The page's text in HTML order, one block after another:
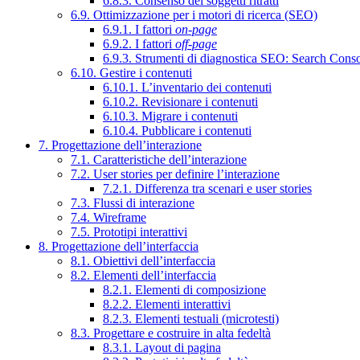
6.9. Ottimizzazione per i motori di ricerca (SEO)
6.9.1. I fattori on-page
6.9.2. I fattori off-page
6.9.3. Strumenti di diagnostica SEO: Search
6.10. Gestire i contenuti
6.10.1. L’inventario dei contenuti
6.10.2. Revisionare i contenuti
6.10.3. Migrare i contenuti
6.10.4. Pubblicare i contenuti
7. Progettazione dell’interazione
7.1. Caratteristiche dell’interazione
7.2. User stories per definire l’interazione
7.2.1. Differenza tra scenari e user stories
7.3. Flussi di interazione
7.4. Wireframe
7.5. Prototipi interattivi
8. Progettazione dell’interfaccia
8.1. Obiettivi dell’interfaccia
8.2. Elementi dell’interfaccia
8.2.1. Elementi di composizione
8.2.2. Elementi interattivi
8.2.3. Elementi testuali (microtesti)
8.3. Progettare e costruire in alta fedeltà
8.3.1. Layout di pagina